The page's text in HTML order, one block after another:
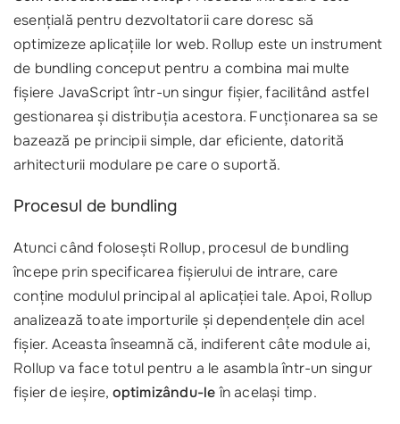
esențială pentru dezvoltatorii care doresc să
optimizeze aplicațiile lor web. Rollup este un instrument
de bundling conceput pentru a combina mai multe
fișiere JavaScript într-un singur fișier, facilitând astfel
gestionarea și distribuția acestora. Funcționarea sa se
bazează pe principii simple, dar eficiente, datorită
arhitecturii modulare pe care o suportă.
Procesul de bundling
Atunci când folosești Rollup, procesul de bundling
începe prin specificarea fișierului de intrare, care
conține modulul principal al aplicației tale. Apoi, Rollup
analizează toate importurile și dependențele din acel
fișier. Aceasta înseamnă că, indiferent câte module ai,
Rollup va face totul pentru a le asambla într-un singur
fișier de ieșire, optimizându-leîn același timp.